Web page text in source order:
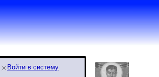
Войти в систему